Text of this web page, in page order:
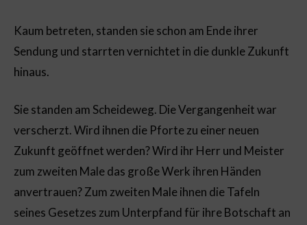
Kaum betreten, standen sie schon am Ende ihrer
Sendung und starrten vernichtet in die dunkle Zukunft
hinaus.
Sie standen am Scheideweg. Die Vergangenheit war
verscherzt. Wird ihnen die Pforte zu einer neuen
Zukunft geöffnet werden? Wird ihr Herr und Meister
zum zweiten Male das große Werk ihren Händen
anvertrauen? Zum zweiten Male ihnen die Tafeln
seines Gesetzes zum Unterpfand für ihre Botschaft an